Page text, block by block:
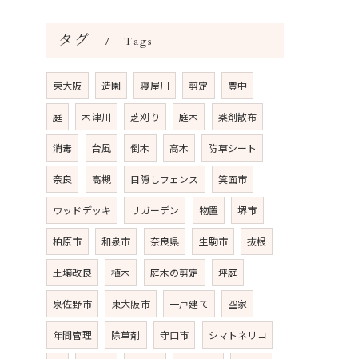
タグ Tags
東大阪 造園 寝屋川 剪定 豊中
庭 木津川 芝刈り 庭木 薬剤散布
消毒 台風 倒木 高木 防草シート
奈良 高槻 目隠しフェンス 箕面市
ウッドデッキ リガーデン 物置 堺市
柏原市 和泉市 奈良県 生駒市 抜根
土壌改良 植木 庭木の剪定 坪庭
泉佐野市 東大阪市 一戸建て 空家
年間管理 除草剤 守口市 シマトネリコ